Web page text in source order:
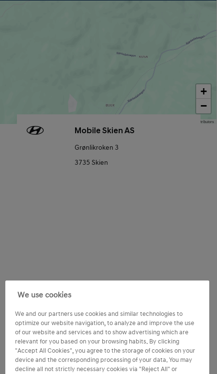
+
−
Map data © OpenStreetMap contributors
Mobile Skien AS
Grønlikroken 3
3735 Skien
Jeg ønsker å motta tilpasset innhold basert på mine
preferanser og aktiviteter samt min bruk av Hyundai-
produkter og -tjenester.
Jeg forstår at jeg kan endre eller trekke tilbake
samtykke til behandling av mine personlige data når
We use cookies
We and our partners use cookies and similar technologies to
optimize our website navigation, to analyze and improve the use
of our website and services and to show advertising which are
relevant for you based on your browsing habits. By clicking
"Accept All Cookies", you agree to the storage of cookies on your
device and the corresponding processing of your data. You may
decline all not strictly necessary cookies via "Reject All" or